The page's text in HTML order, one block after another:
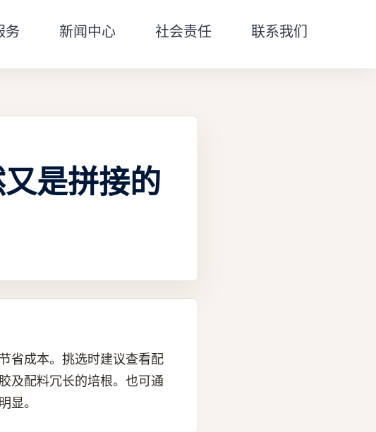
务 新闻中心 社会责任 联系我们
是拼接的
省成本。挑选时建议查看配
及配料冗长的培根。也可通
显。